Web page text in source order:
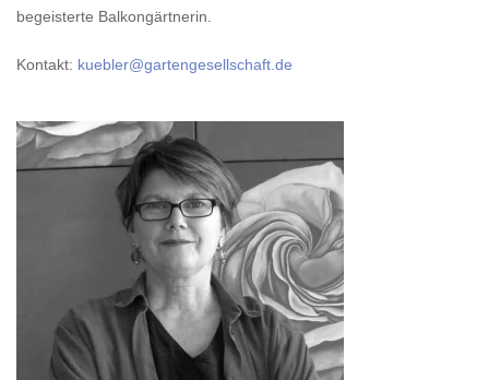
begeisterte Balkongärtnerin.
Kontakt: kuebler@gartengesellschaft.de